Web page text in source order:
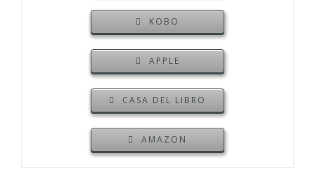
KOBO
APPLE
CASA DEL LIBRO
AMAZON